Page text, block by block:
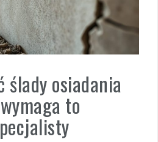
ślady osiadania
to